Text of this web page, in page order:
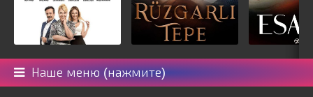
Наше меню (нажмите)